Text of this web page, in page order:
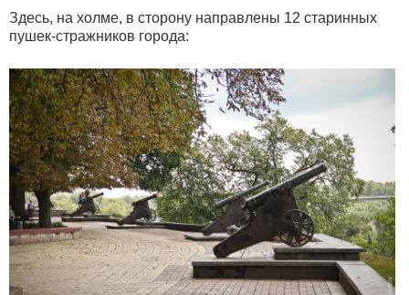
Здесь, на холме, в сторону направлены 12 старинных
пушек-стражников города: